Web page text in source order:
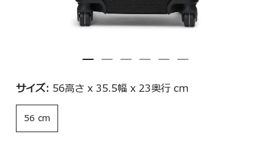
サイズ: 56高さ x 35.5幅 x 23奥行 cm
56 cm